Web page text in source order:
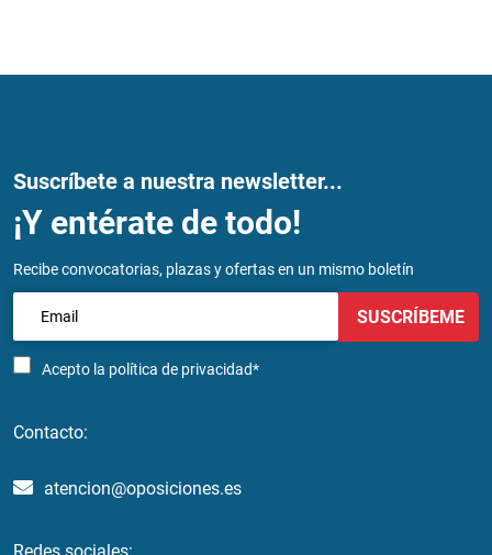
Suscríbete a nuestra newsletter...
¡Y entérate de todo!
Recibe convocatorias, plazas y ofertas en un mismo boletín
Acepto la política de privacidad*
SUSCRÍBEME
Contacto:
atencion@oposiciones.es